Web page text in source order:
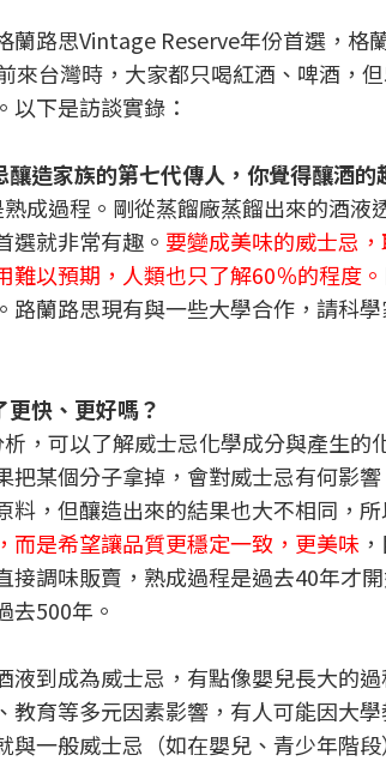
蘭路思Vintage Reserve年份首選，格
來台灣時，大家都只喝紅酒、啤酒，
以下是訪談實錄：
釀造家族的第七代傳人，你覺得釀酒
成過程。剛從蒸餾廠蒸餾出來的酒
選就非常有趣。 要變成美味的威士忌
難以預期，人類也只了解60％的程度。
路蘭路思現有與一些大學合作，請科
快、更好嗎？
，可以了解威士忌化學成分與產生
把某個分子拿掉，會對威士忌有何影
料，但釀造出來的結果也大不相同，
而是希望讓品質更穩定一致，更美味
接調味販賣，熟成過程是過去40年才
去500年。
液到成為威士忌，有點像嬰兒長大的
教育等多元因素影響，有人可能因大
與一般威士忌（如在嬰兒、青少年階